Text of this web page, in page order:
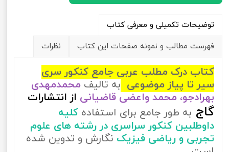
توضیحات تکمیلی و معرفی کتاب
فهرست مطالب و نمونه صفحات این کتاب
نظرات
کتاب درک مطلب عربی جامع کنکور سری
سیر تا پیاز موضوعی به تالیف محمدمهدی
بهرادجو، محمد واعضی قاضیانی از انتشارات
گاج به طور جامع برای استفاده کلیه
داوطلبین کنکور سراسری در رشته های علوم
تجربی و ریاضی فیزیک نگارش و تدوین شده